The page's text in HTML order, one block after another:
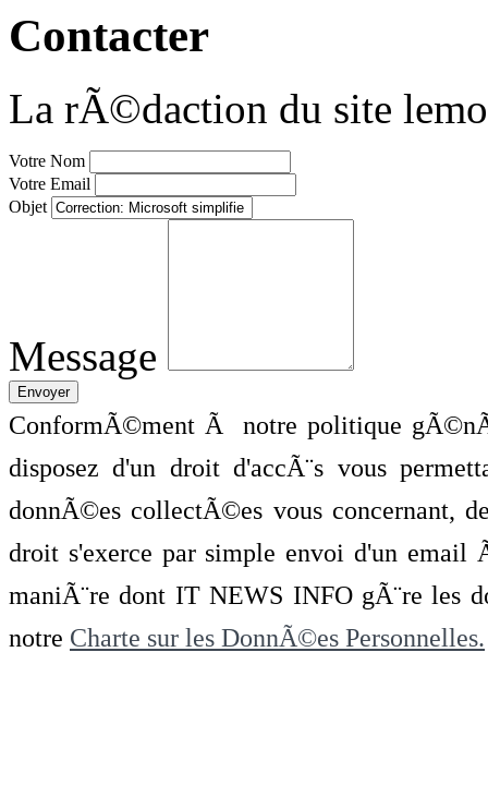
Contacter
La rÃ©daction du site
Votre Nom
Votre Email
Objet
Message
ConformÃ©ment Ã notre politique
disposez d'un droit d'accÃ¨s vous
donnÃ©es collectÃ©es vous concernant,
droit s'exerce par simple envoi d'un
maniÃ¨re dont IT NEWS INFO gÃ¨re les
notre Charte sur les DonnÃ©es Personnelles.